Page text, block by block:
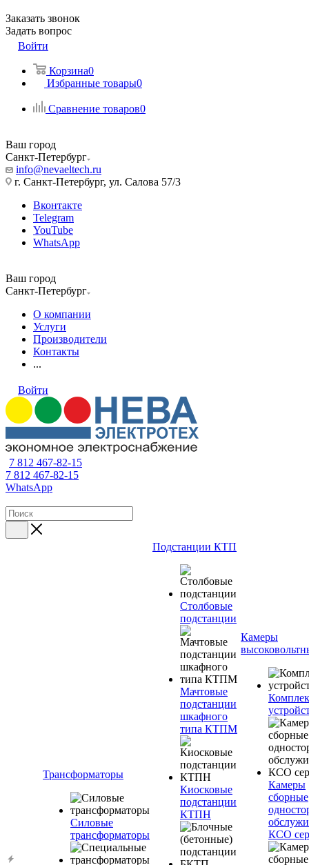
Заказать звонок
Задать вопрос
Войти
Корзина0
Избранные товары0
Сравнение товаров0
Ваш город
Санкт-Петербург
info@nevaeltech.ru
г. Санкт-Петербург, ул. Салова 57/3
Вконтакте
Telegram
YouTube
WhatsApp
Ваш город
Санкт-Петербург
О компании
Услуги
Производители
Контакты
...
Войти
7 812 467-82-15
7 812 467-82-15
WhatsApp
Трансформаторы
Силовые
трансформаторы
Подстанции КТП
Столбовые
подстанции
Мачтовые
подстанции
шкафного
типа КТПМ
Киосковые
подстанции
КТПН
Камеры
Камеры
сборные
КСО